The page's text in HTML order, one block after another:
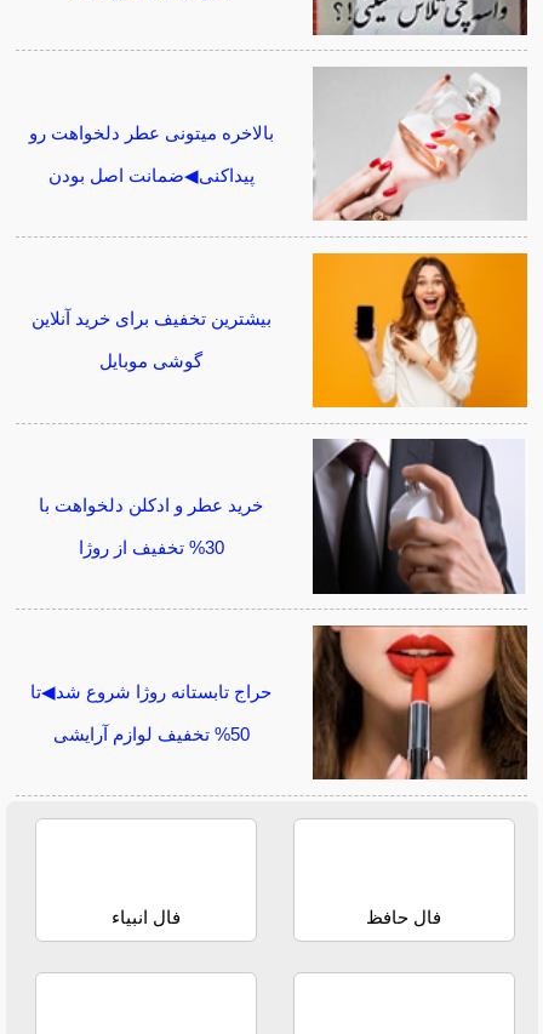
بالاخره میتونی عطر دلخواهت رو
پیداکنی◀ضمانت اصل بودن
بیشترین تخفیف برای خرید آنلاین
گوشی موبایل
خرید عطر و ادکلن دلخواهت با
30% تخفیف از روژا
حراج تابستانه روژا شروع شد◀تا
50% تخفیف لوازم آرایشی
فال حافظ فال انبیاء